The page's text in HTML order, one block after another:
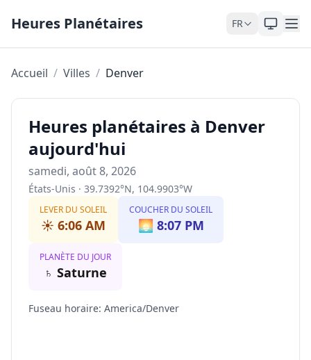
Heures Planétaires FR
Accueil / Villes / Denver
Heures planétaires à Denver
aujourd'hui
samedi, août 8, 2026
États-Unis · 39.7392°N, 104.9903°W
LEVER DU SOLEIL
☀️ 6:06 AM
COUCHER DU SOLEIL
🌅 8:07 PM
PLANÈTE DU JOUR
♄ Saturne
Fuseau horaire: America/Denver